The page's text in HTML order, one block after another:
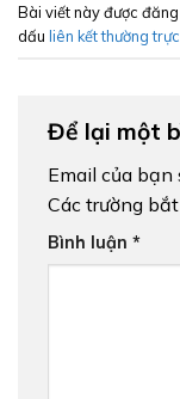
Bài viết này được
dấu liên kết thường trực
Để lại một
Email của
Các trường
Bình luận *